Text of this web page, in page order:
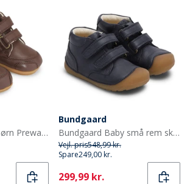
Bundgaard spædBørn Prewalker II Strop Sko Brown Ws
Bundgaard
Bundgaard Baby små rem sko Night Sky Ws
Vejl. pris548,99 kr.
Spare249,00 kr.
Current
299,99 kr.